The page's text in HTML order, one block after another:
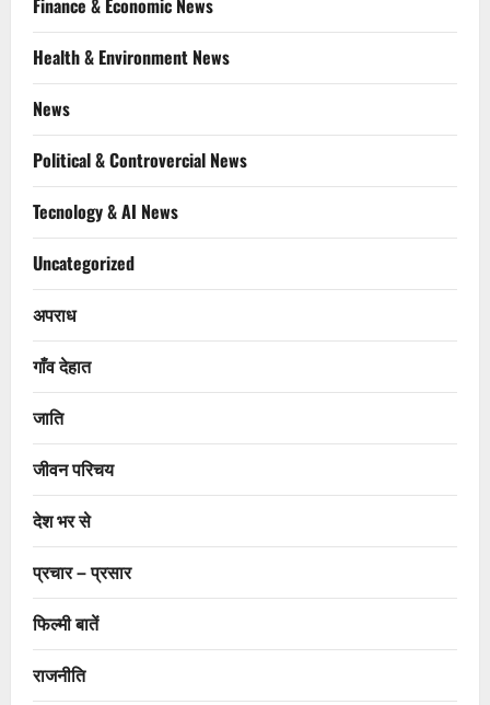
Finance & Economic News
Health & Environment News
News
Political & Controvercial News
Tecnology & AI News
Uncategorized
अपराध
गाँव देहात
जाति
जीवन परिचय
देश भर से
प्रचार – प्रसार
फिल्मी बातें
राजनीति